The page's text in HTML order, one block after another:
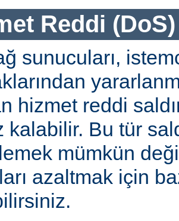
Reddi (DoS)
sunucuları,
hizmet reddi
kalabilir. Bu tür
mümkün
azaltmak için